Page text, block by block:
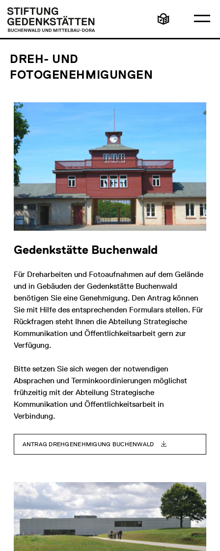
zum
Inhalt
Stiftung
Gedenkstätten
Buchenwald
und
Mittelbau-
Leichte
Sprache
DREH- UND
FOTOGENEHMIGUNGEN
Gedenkstätte Buchenwald
Für Dreharbeiten und Fotoaufnahmen auf dem Gelände
und in Gebäuden der Gedenkstätte Buchenwald
benötigen Sie eine Genehmigung. Den Antrag können
Sie mit Hilfe des entsprechenden Formulars stellen. Für
Rückfragen steht Ihnen die Abteilung Strategische
Kommunikation und Öffentlichkeitsarbeit gern zur
Verfügung.
Bitte setzen Sie sich wegen der notwendigen
Absprachen und Terminkoordinierungen möglichst
frühzeitig mit der Abteilung Strategische
Kommunikation und Öffentlichkeitsarbeit in
Verbindung.
ANTRAG DREHGENEHMIGUNG BUCHENWALD